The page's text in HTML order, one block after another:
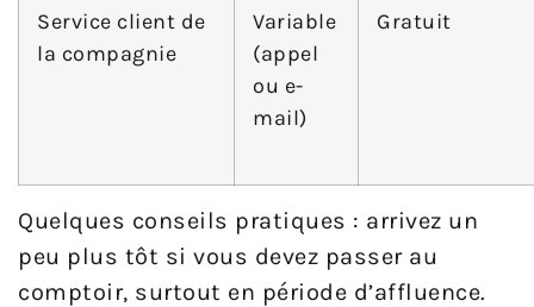
Service client de
la compagnie
Variable
(appel
ou e-
mail)
Gratuit
Quelques conseils pratiques : arrivez un
peu plus tôt si vous devez passer au
comptoir, surtout en période d’affluence.